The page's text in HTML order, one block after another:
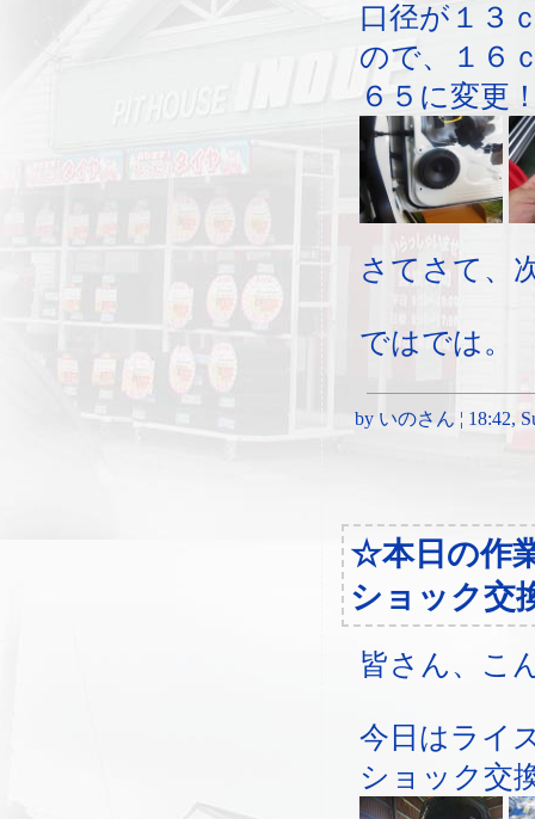
口径が１３
ので、１６
６５に変更
さてさて、
ではでは。
by いのさん ¦ 18:42,
☆本日の作
ショック交
皆さん、こ
今日はライ
ショック交